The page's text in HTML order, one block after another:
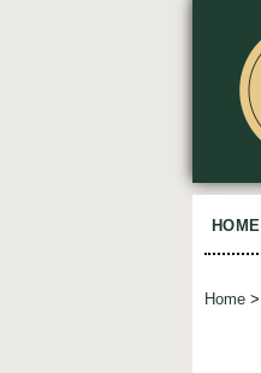
HOME
Home >